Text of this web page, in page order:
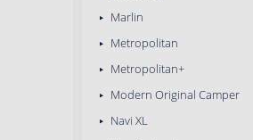
Marlin
Metropolitan
Metropolitan+
Modern Original Camper
Navi XL